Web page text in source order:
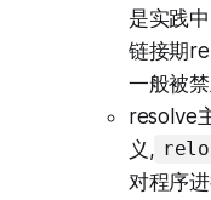
是实践
链接期
一般被
resolve
义,
对程序